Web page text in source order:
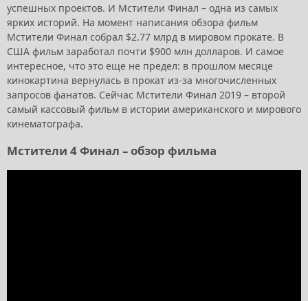
успешных проектов. И Мстители Финал – одна из самых
ярких историй. На момент написания обзора фильм
Мстители Финал собрал $2.77 млрд в мировом прокате. В
США фильм заработал почти $900 млн долларов. И самое
интересное, что это еще не предел: в прошлом месяце
кинокартина вернулась в прокат из-за многочисленных
запросов фанатов. Сейчас Мстители Финал 2019 – второй
самый кассовый фильм в истории американского и мирового
кинематографа.
Мстители 4 Финал – обзор фильма